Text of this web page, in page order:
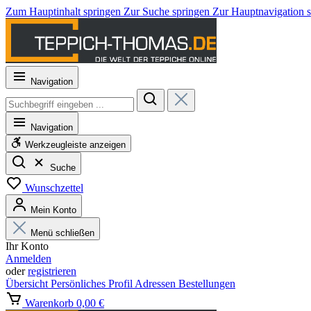
Zum Hauptinhalt springen Zur Suche springen Zur Hauptnavigation
Navigation
Navigation
Werkzeugleiste anzeigen
Suche
Wunschzettel
Mein Konto
Menü schließen
Ihr Konto
Anmelden
oderregistrieren
Übersicht Persönliches Profil Adressen Bestellungen
Warenkorb 0,00 €